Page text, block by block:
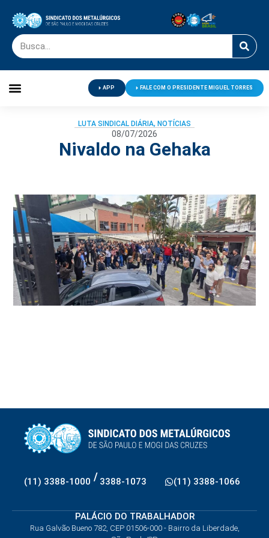
APP FALE COM O PRESIDENTE MIGUEL TORRES
LUTA SINDICAL DIÁRIA, NOTÍCIAS
08/07/2026
Nivaldo na Gehaka
(11) 3388-1000 / 3388-1073 (11) 3388-1066
PALÁCIO DO TRABALHADOR
Rua Galvão Bueno 782, CEP 01506-000 - Bairro da Liberdade,